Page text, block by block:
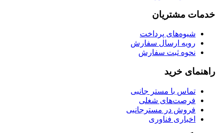
خدمات مشتریان
شیوه‌های پرداخت
رویه ارسال سفارش
نحوه ثبت سفارش
راهنمای خرید
تماس با مستر جانبی
فرصت‌های شغلی
فروش در مسترجانبی
اخباری فناوری